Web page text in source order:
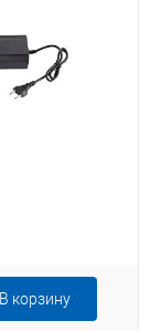
В корзину